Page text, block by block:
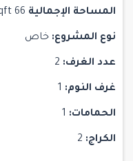
المساحة الإجمالية
نوع المشروع: خاص
عدد الغرف:
غرف النوم:
الحمامات:
الكراج: